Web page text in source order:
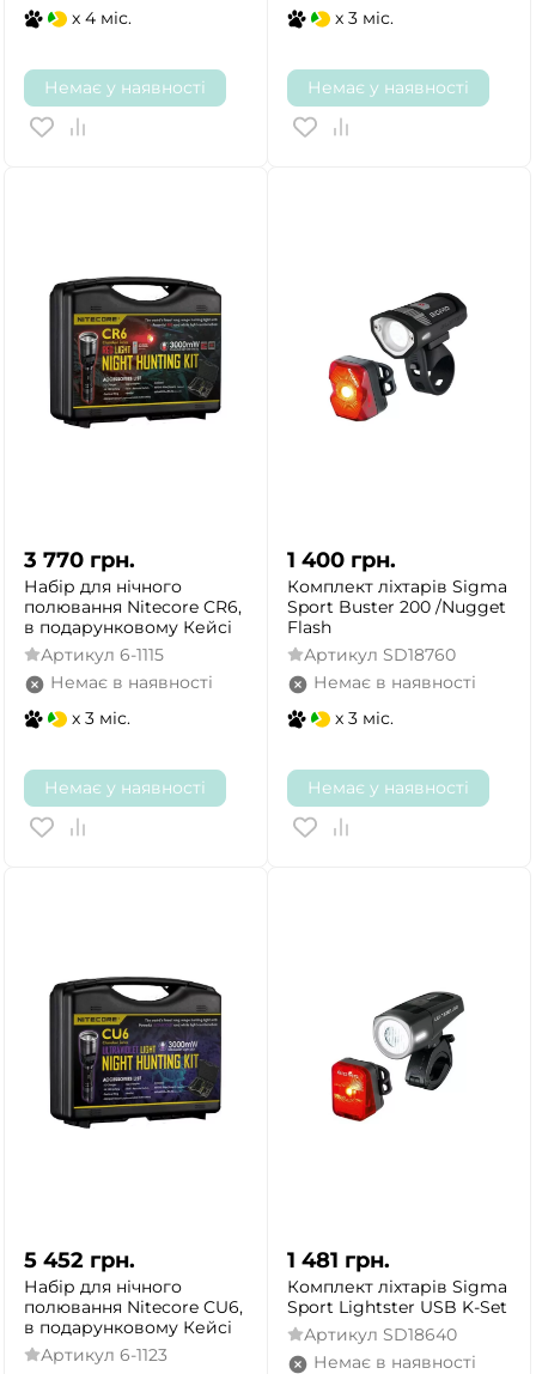
x 4 міс.
Немає у наявності
x 3 міс.
Немає у наявності
3 770 грн.
Набір для нічного
полювання Nitecore CR6,
в подарунковому Кейсі
Артикул 6-1115
Немає в наявності
x 3 міс.
Немає у наявності
1 400 грн.
Комплект ліхтарів Sigma
Sport Buster 200 /Nugget
Flash
Артикул SD18760
Немає в наявності
x 3 міс.
Немає у наявності
5 452 грн.
Набір для нічного
полювання Nitecore CU6,
в подарунковому Кейсі
Артикул 6-1123
1 481 грн.
Комплект ліхтарів Sigma
Sport Lightster USB K-Set
Артикул SD18640
Немає в наявності